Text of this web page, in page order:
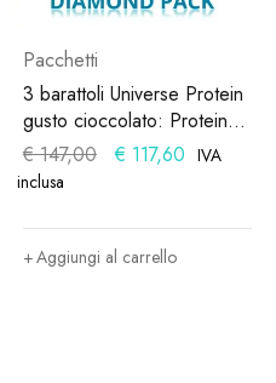
Pacchetti
3 barattoli Universe Protein
gusto cioccolato: Proteine
vegane in polvere con 4
fonti vegetali |500 g
€147,00 € 117,60 IVA
inclusa
Aggiungi al carrello